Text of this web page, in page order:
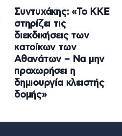
Συντυχάκης: «Το ΚΚΕ
στηρίζει τις
διεκδικήσεις των
κατοίκων των
Αθανάτων – Να μην
προχωρήσει η
δημιουργία κλειστής
δομής»